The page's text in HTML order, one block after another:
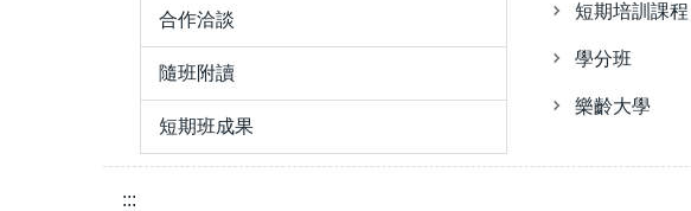
合作洽談
隨班附讀
短期班成果
短期培訓課程
學分班
樂齡大學
:::